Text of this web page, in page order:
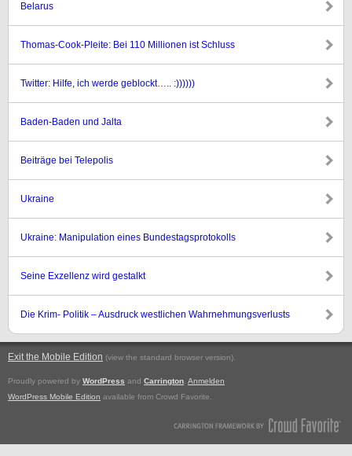
Belarus
Thomas-Cook-Pleite: Bei 110 Millionen ist Schluss
Twitter: Hilfe, ich werde geblockt….. :))))))
Baden-Baden und Jalta
Beiträge bei Telepolis
Ukraine
Ukraine: Manipulation eines Bundestagsprotokolls
Seine Exzellenz wird gestalkt
Die Krim- Politik – Ausdruck westlichen Wahrnehmungsverlusts
Exit the Mobile Edition (view the standard browser version).
Proudly powered by WordPress and Carrington Anmelden
WordPress Mobile Edition available from Crowd Favorite.